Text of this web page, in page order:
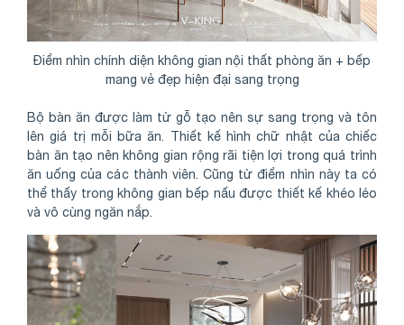
Điểm nhìn chính diện không gian nội thất phòng ăn + bếp
mang vẻ đẹp hiện đại sang trọng
Bộ bàn ăn được làm từ gỗ tạo nên sự sang trọng và tôn
lên giá trị mỗi bữa ăn. Thiết kế hình chữ nhật của chiếc
bàn ăn tạo nên không gian rộng rãi tiện lợi trong quá trình
ăn uống của các thành viên. Cũng từ điểm nhìn này ta có
thể thấy trong không gian bếp nấu được thiết kế khéo léo
và vô cùng ngăn nắp.